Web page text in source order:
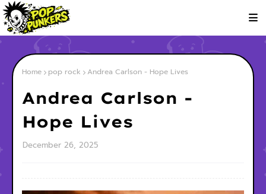
Home pop rock Andrea Carlson - Hope Lives
Andrea Carlson -
Hope Lives
December 26, 2025